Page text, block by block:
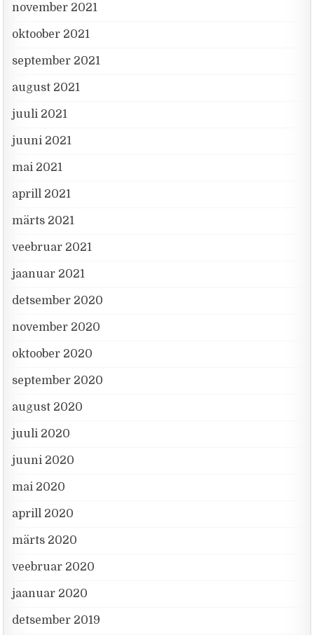
november 2021
oktoober 2021
september 2021
august 2021
juuli 2021
juuni 2021
mai 2021
aprill 2021
märts 2021
veebruar 2021
jaanuar 2021
detsember 2020
november 2020
oktoober 2020
september 2020
august 2020
juuli 2020
juuni 2020
mai 2020
aprill 2020
märts 2020
veebruar 2020
jaanuar 2020
detsember 2019